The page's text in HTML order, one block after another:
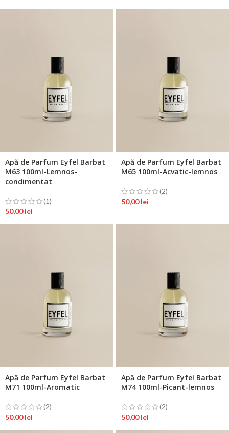
Apă de Parfum Eyfel Barbat
M63 100ml-Lemnos-
condimentat
(1)
50,00lei
Apă de Parfum Eyfel Barbat
M65 100ml-Acvatic-lemnos
(2)
50,00lei
Apă de Parfum Eyfel Barbat
M71 100ml-Aromatic
(2)
50,00lei
Apă de Parfum Eyfel Barbat
M74 100ml-Picant-lemnos
(2)
50,00lei